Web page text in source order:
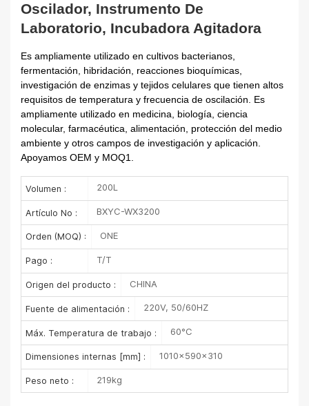
Oscilador, Instrumento De
Laboratorio, Incubadora Agitadora
Es ampliamente utilizado en cultivos bacterianos,
fermentación, hibridación, reacciones bioquímicas,
investigación de enzimas y tejidos celulares que tienen altos
requisitos de temperatura y frecuencia de oscilación. Es
ampliamente utilizado en medicina, biología, ciencia
molecular, farmacéutica, alimentación, protección del medio
ambiente y otros campos de investigación y aplicación.
Apoyamos OEM y MOQ1.
Volumen : 200L
Artículo No : BXYC-WX3200
Orden (MOQ) : ONE
Pago : T/T
Origen del producto : CHINA
Fuente de alimentación : 220V, 50/60HZ
Máx. Temperatura de trabajo : 60°C
Dimensiones internas [mm] : 1010×590×310
Peso neto : 219kg